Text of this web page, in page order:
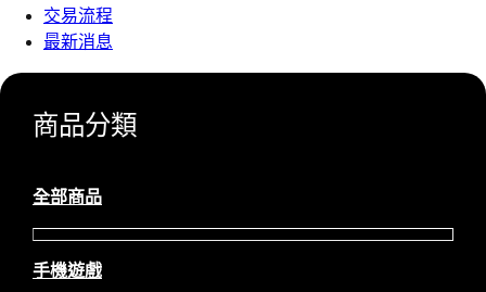
交易流程
最新消息
商品分類
全部商品
手機遊戲